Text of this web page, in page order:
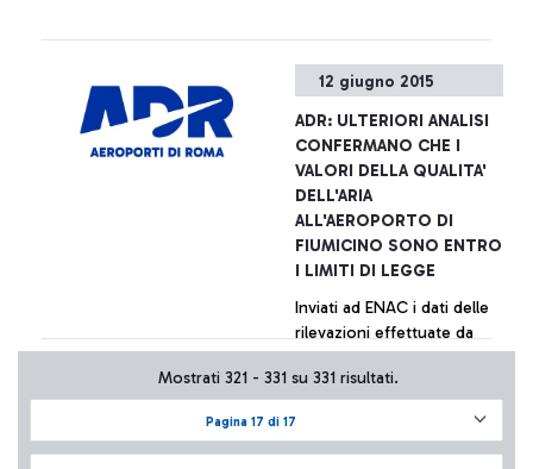
12 giugno 2015
ADR: ULTERIORI ANALISI
CONFERMANO CHE I
VALORI DELLA QUALITA'
DELL'ARIA
ALL'AEROPORTO DI
FIUMICINO SONO ENTRO
I LIMITI DI LEGGE
Inviati ad ENAC i dati delle
rilevazioni effettuate da
diversi centri specializzati
per conto di varie realtà
pubblicata sul sito della
+ Approfondisci
Pagina 17 di 17
Mostrati 321 - 331 su 331 risultati.